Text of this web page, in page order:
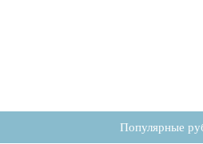
Популярные